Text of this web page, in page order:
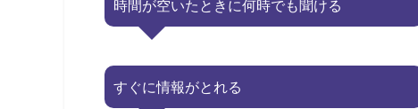
時間が空いたときに何時でも聞ける
すぐに情報がとれる